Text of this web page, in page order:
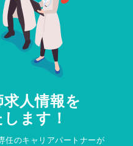
人情報を
ます！
任のキャリアパートナーが